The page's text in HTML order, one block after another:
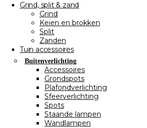
Grind, split & zand
Grind
Keien en brokken
Split
Zanden
Tuin accessoires
Buitenverlichting
Accessoires
Grondspots
Plafondverlichting
Sfeerverlichting
Spots
Staande lampen
Wandlampen